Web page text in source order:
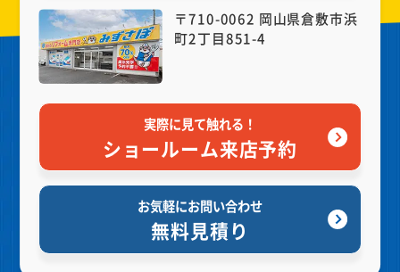
〒710-0062 岡山県倉敷市浜
町2丁目851-4
実際に見て触れる！
ショールーム来店予約
お気軽にお問い合わせ
無料見積り